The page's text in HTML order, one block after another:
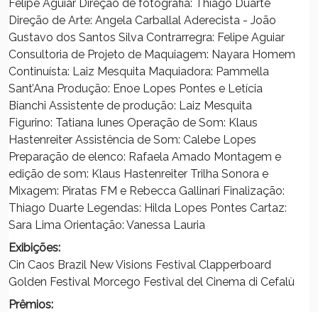
Felipe Aguiar Direção de fotografia: Thiago Duarte
Direção de Arte: Angela Carballal Aderecista - João
Gustavo dos Santos Silva Contrarregra: Felipe Aguiar
Consultoria de Projeto de Maquiagem: Nayara Homem
Continuísta: Laiz Mesquita Maquiadora: Pammella
Sant’Ana Produção: Enoe Lopes Pontes e Letícia
Bianchi Assistente de produção: Laiz Mesquita
Figurino: Tatiana Iunes Operação de Som: Klaus
Hastenreiter Assistência de Som: Calebe Lopes
Preparação de elenco: Rafaela Amado Montagem e
edição de som: Klaus Hastenreiter Trilha Sonora e
Mixagem: Piratas FM e Rebecca Gallinari Finalização:
Thiago Duarte Legendas: Hilda Lopes Pontes Cartaz:
Sara Lima Orientação: Vanessa Lauria
Exibições:
Cin Caos Brazil New Visions Festival Clapperboard
Golden Festival Morcego Festival del Cinema di Cefalù
Prêmios: